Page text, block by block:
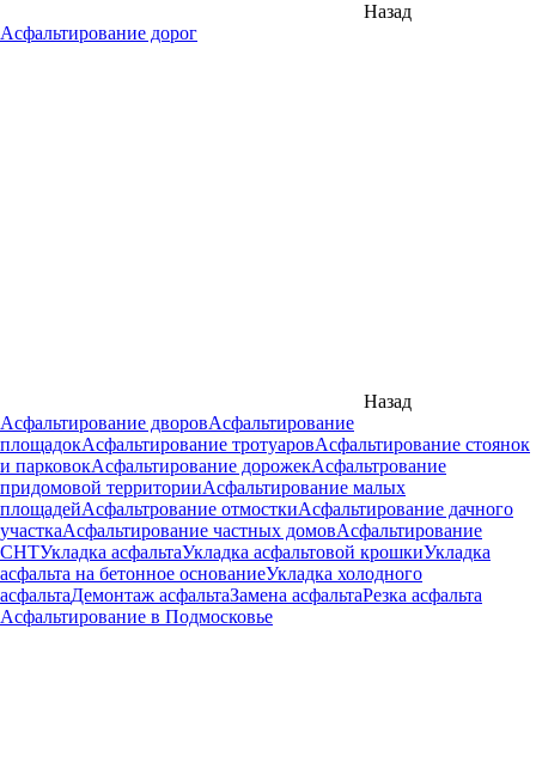
Назад
Асфальтирование дорог
Назад
Асфальтирование дворовАсфальтирование
площадокАсфальтирование тротуаровАсфальтирование стоянок
и парковокАсфальтирование дорожекАсфальтрование
придомовой территорииАсфальтирование малых
площадейАсфальтрование отмосткиАсфальтирование дачного
участкаАсфальтирование частных домовАсфальтирование
СНТУкладка асфальтаУкладка асфальтовой крошкиУкладка
асфальта на бетонное основаниеУкладка холодного
асфальтаДемонтаж асфальтаЗамена асфальтаРезка асфальта
Асфальтирование в Подмосковье